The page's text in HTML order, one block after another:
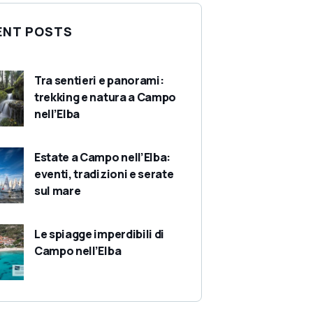
POSTS
Tra sentieri e panorami:
trekking e natura a Campo
nell’Elba
Estate a Campo nell’Elba:
eventi, tradizioni e serate
sul mare
Le spiagge imperdibili di
Campo nell’Elba